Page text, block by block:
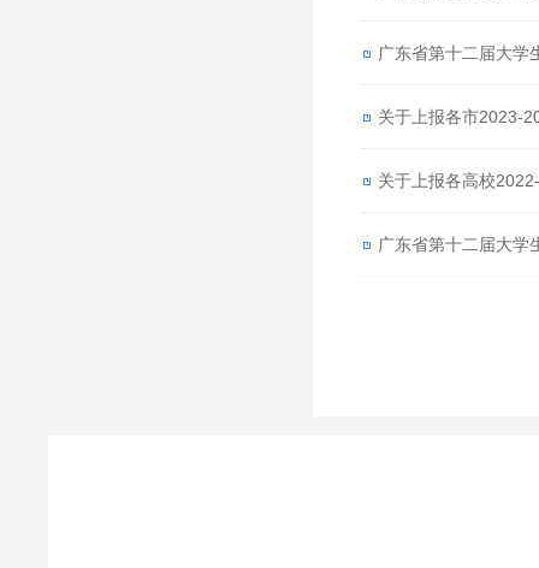
广东省第十二届大学
关于上报各市2023-
关于上报各高校
广东省第十二届大学